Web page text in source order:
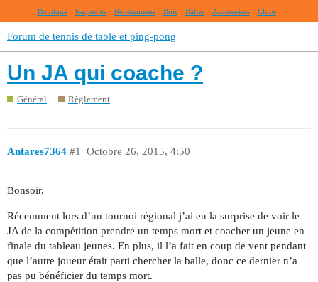
Boutique Raquettes Revêtements Bois Balles Accessoires Clubs
Forum de tennis de table et ping-pong
Un JA qui coache ?
Général Règlement
Antares7364 Octobre 26, 2015, 4:50
#1
Bonsoir,
Récemment lors d’un tournoi régional j’ai eu la surprise de voir le
JA de la compétition prendre un temps mort et coacher un jeune en
finale du tableau jeunes. En plus, il l’a fait en coup de vent pendant
que l’autre joueur était parti chercher la balle, donc ce dernier n’a
pas pu bénéficier du temps mort.